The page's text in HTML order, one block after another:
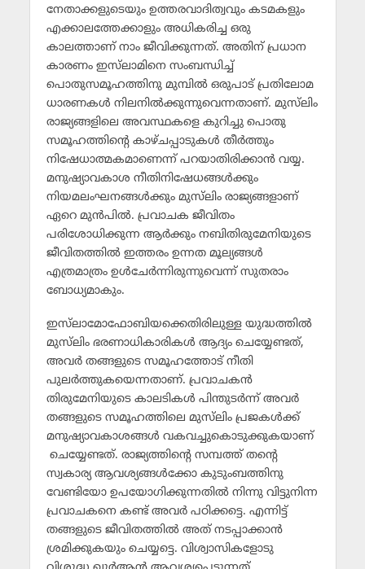
നേതാക്കളുടെയും ഉത്തരവാദിത്വവും കടമകളും
എക്കാലത്തേക്കാളും അധികരിച്ച ഒരു
കാലത്താണ് നാം ജീവിക്കുന്നത്. അതിന് പ്രധാന
കാരണം ഇസ്‌ലാമിനെ സംബന്ധിച്ച്
പൊതുസമൂഹത്തിനു മുമ്പില്‍ ഒരുപാട് പ്രതിലോമ
ധാരണകള്‍ നിലനില്‍ക്കുന്നുവെന്നതാണ്. മുസ്‌ലിം
രാജ്യങ്ങളിലെ അവസ്ഥകളെ കുറിച്ചു പൊതു
സമൂഹത്തിന്റെ കാഴ്ചപ്പാടുകള്‍ തീര്‍ത്തും
നിഷേധാത്മകമാണെന്ന് പറയാതിരിക്കാന്‍ വയ്യ.
മനുഷ്യാവകാശ നീതിനിഷേധങ്ങള്‍ക്കും
നിയമലംഘനങ്ങള്‍ക്കും മുസ്‌ലിം രാജ്യങ്ങളാണ്
ഏറെ മുന്‍പില്‍. പ്രവാചക ജീവിതം
പരിശോധിക്കുന്ന ആര്‍ക്കും നബിതിരുമേനിയുടെ
ജീവിതത്തില്‍ ഇത്തരം ഉന്നത മൂല്യങ്ങള്‍
എത്രമാത്രം ഉള്‍ചേര്‍ന്നിരുന്നുവെന്ന് സുതരാം
ബോധ്യമാകും.
ഇസ്‌ലാമോഫോബിയക്കെതിരിലുള്ള യുദ്ധത്തില്‍
മുസ്‌ലിം ഭരണാധികാരികള്‍ ആദ്യം ചെയ്യേണ്ടത്,
അവര്‍ തങ്ങളുടെ സമൂഹത്തോട് നീതി
പുലര്‍ത്തുകയെന്നതാണ്. പ്രവാചകന്‍
തിരുമേനിയുടെ കാലടികള്‍ പിന്തുടര്‍ന്ന് അവര്‍
തങ്ങളുടെ സമൂഹത്തിലെ മുസ്‌ലിം പ്രജകള്‍ക്ക്
മനുഷ്യാവകാശങ്ങള്‍ വകവച്ചുകൊടുക്കുകയാണ്
ചെയ്യേണ്ടത്. രാജ്യത്തിന്റെ സമ്പത്ത് തന്റെ
സ്വകാര്യ ആവശ്യങ്ങള്‍ക്കോ കുടുംബത്തിനു
വേണ്ടിയോ ഉപയോഗിക്കുന്നതില്‍ നിന്നു വിട്ടുനിന്ന
പ്രവാചകനെ കണ്ട് അവര്‍ പഠിക്കട്ടെ. എന്നിട്ട്
തങ്ങളുടെ ജീവിതത്തില്‍ അത് നടപ്പാക്കാന്‍
ശ്രമിക്കുകയും ചെയ്യട്ടെ. വിശ്വാസികളോടു